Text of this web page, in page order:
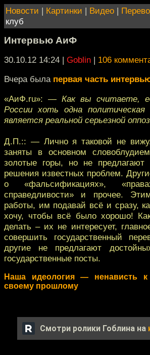
Новости | Картинки | Видео |
клуб
Интервью АиФ
30.10.12 14:24 | Goblin | 106
Вчера была первая часть
«АиФ.ru»: — Как вы считаете,
России хоть одна
является реальной серьезной
Д.П.:: — Лично я таковой не
заняты в основном
золотые горы, но не предлагают
решения известных проблем.
о «фальсификациях»,
справедливости» и прочее.
работы, им подавай всё и сразу,
хочу, чтобы всё было хорошо!
делать – их не интересует,
совершить государственный
другие не предлагают
государственные посты.
Наша идеология — ненависть
своему прошлому
Смотри ролики Гоблина на